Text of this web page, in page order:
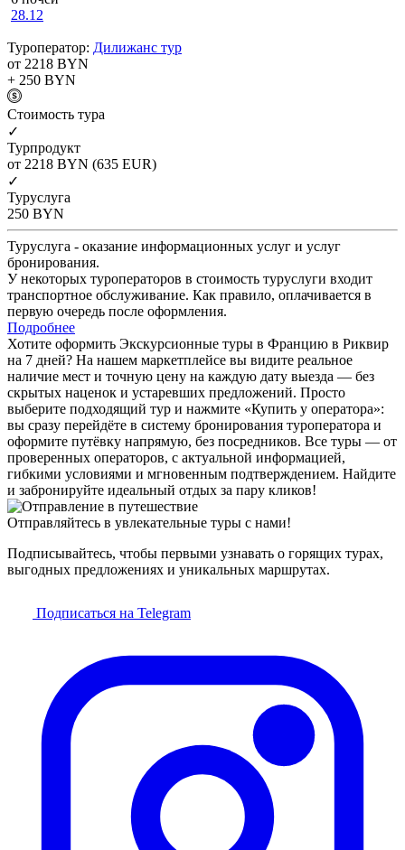
28.12
Туроператор: Дилижанс тур
от 2218 BYN
+ 250 BYN
Cтоимость тура
✓
Турпродукт
от 2218 BYN (635 EUR)
✓
Туруслуга
250 BYN
Туруслуга - оказание информационных услуг и услуг
бронирования.
У некоторых туроператоров в стоимость туруслуги входит
транспортное обслуживание. Как правило, оплачивается в
первую очередь после оформления.
Подробнее
Хотите оформить Экскурсионные туры в Францию в Риквир
на 7 дней? На нашем маркетплейсе вы видите реальное
наличие мест и точную цену на каждую дату выезда — без
скрытых наценок и устаревших предложений. Просто
выберите подходящий тур и нажмите «Купить у оператора»:
вы сразу перейдёте в систему бронирования туроператора и
оформите путёвку напрямую, без посредников. Все туры — от
проверенных операторов, с актуальной информацией,
гибкими условиями и мгновенным подтверждением. Найдите
и забронируйте идеальный отдых за пару кликов!
Отправляйтесь в увлекательные туры с нами!
Подписывайтесь, чтобы первыми узнавать о горящих турах,
выгодных предложениях и уникальных маршрутах.
Подписаться на Telegram